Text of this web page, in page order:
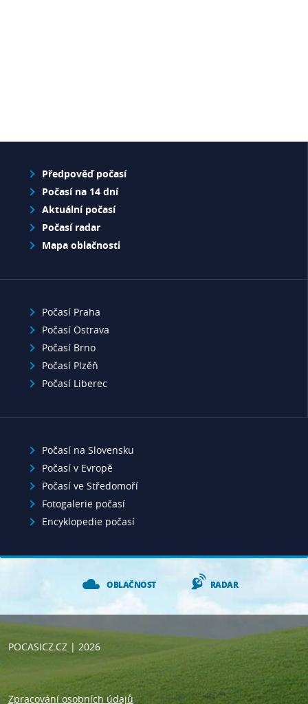
Předpověď počasí
Počasí na 14 dní
Aktuální počasí
Počasí radar
Mapa oblačnosti
Počasí Praha
Počasí Ostrava
Počasí Brno
Počasí Plzěň
Počasí Liberec
Počasí na Slovensku
Počasí v Evropě
Počasí ve Středomoří
Fotogalerie počasí
Encyklopedie počasí
OBLAČNOST RADAR
POCASICZ.CZ| 2026
Zpracování osobních údajů